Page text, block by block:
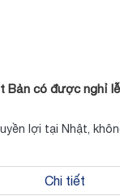
Bản có được nghỉ
lợi tại Nhật,
Chi tiết